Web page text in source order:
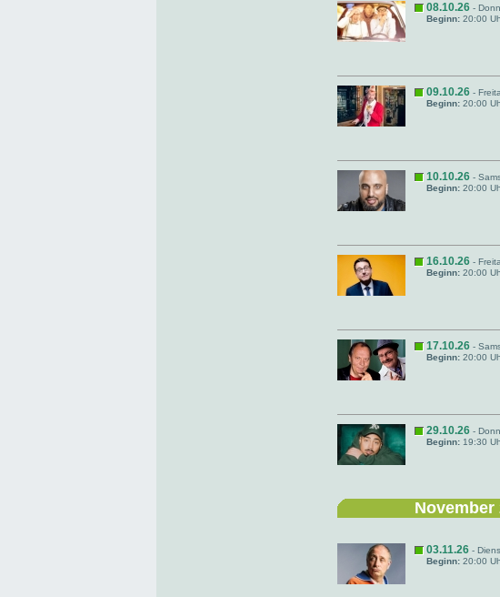
08.10.26 -
Beginn: 20:00
09.10.26 -
Beginn: 20:00
10.10.26 -
Beginn: 20:00
16.10.26 -
Beginn: 20:00
17.10.26 -
Beginn: 20:00
29.10.26 -
Beginn: 19:30
November
03.11.26 -
Beginn: 20:00